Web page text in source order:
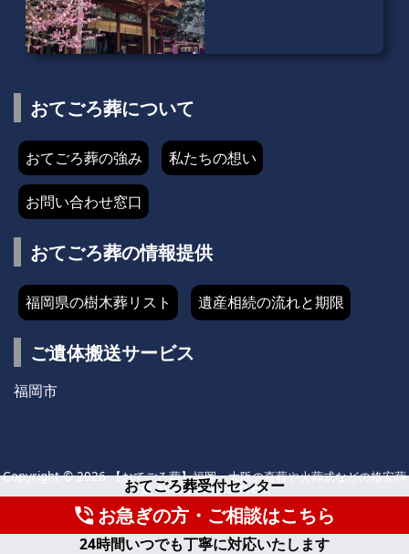
おてごろ葬について
おてごろ葬の強み 私たちの想い
お問い合わせ窓口
おてごろ葬の情報提供
福岡県の樹木葬リスト 遺産相続の流れと期限
ご遺体搬送サービス
福岡市
Copyright ©2026 【おてごろ葬】福岡・大阪の直葬や火葬式などの格安葬
儀All Rights Reserved.
WordPress Luxeritas Theme is provided by "Thought is free
おてごろ葬受付センター
phone_in_talkお急ぎの方・ご相談はこちら
24時間いつでも丁寧に対応いたします